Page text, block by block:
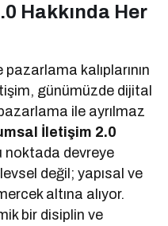
Hakkında Her
kalıplarının
günümüzde dijital
ile ayrılmaz
İletişim 2.0
noktada devreye
değil; yapısal ve
altına alıyor.
bir disiplin ve